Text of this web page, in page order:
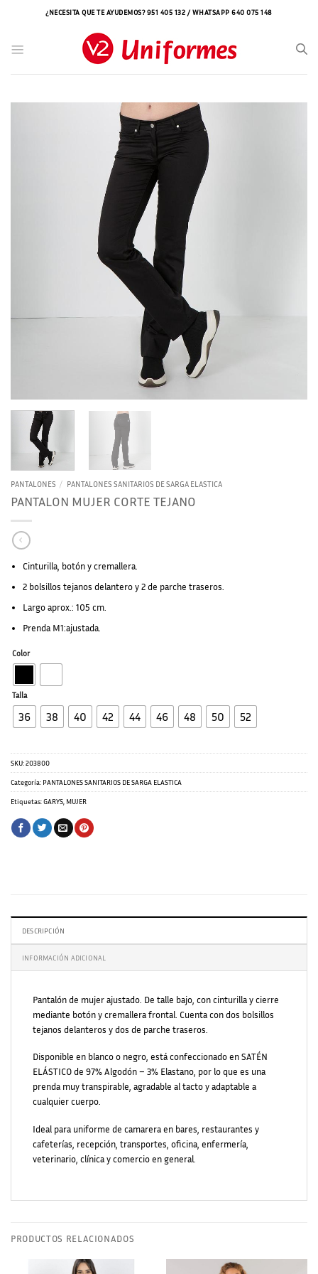
¿NECESITA QUE TE AYUDEMOS? 951 405 132 / WHATSAPP 640 075 148
PANTALONES / PANTALONES SANITARIOS DE SARGA ELASTICA
PANTALON MUJER CORTE TEJANO
Cinturilla, botón y cremallera.
2 bolsillos tejanos delantero y 2 de parche traseros.
Largo aprox.: 105 cm.
Prenda M1:ajustada.
Color
Talla
36 38 40 42 44 46 48 50 52
SKU:203800
Categoría: PANTALONES SANITARIOS DE SARGA ELASTICA
Etiquetas:GARYS MUJER
DESCRIPCIÓN
INFORMACIÓN ADICIONAL
Pantalón de mujer ajustado. De talle bajo, con cinturilla y cierre
mediante botón y cremallera frontal. Cuenta con dos bolsillos
tejanos delanteros y dos de parche traseros.
Disponible en blanco o negro, está confeccionado en SATÉN
ELÁSTICO de 97% Algodón – 3% Elastano, por lo que es una
prenda muy transpirable, agradable al tacto y adaptable a
cualquier cuerpo.
Ideal para uniforme de camarera en bares, restaurantes y
cafeterías, recepción, transportes, oficina, enfermería,
veterinario, clínica y comercio en general.
PRODUCTOS RELACIONADOS